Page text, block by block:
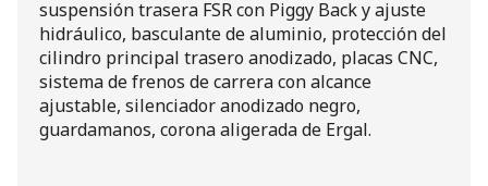
suspensión trasera FSR con Piggy Back y ajuste
hidráulico, basculante de aluminio, protección del
cilindro principal trasero anodizado, placas CNC,
sistema de frenos de carrera con alcance
ajustable, silenciador anodizado negro,
guardamanos, corona aligerada de Ergal.